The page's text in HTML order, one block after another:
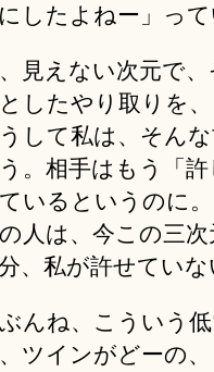
したよねー」っ
見えない次元で
したやり取りを
して私は、そん
。相手はもう「
いるというのに。
人は、今この三
、私が許せてい
んね、こういう
ツインがどーの、